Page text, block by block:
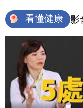
看懂健康 影